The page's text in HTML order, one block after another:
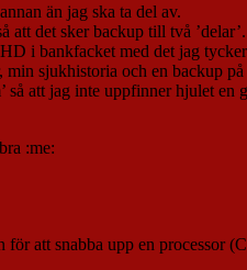
än jag ska ta del av.
det sker backup till två
i bankfacket med det jag
sjukhistoria och en backup
så att jag inte uppfinner hjulet
:me:
att snabba upp en processor